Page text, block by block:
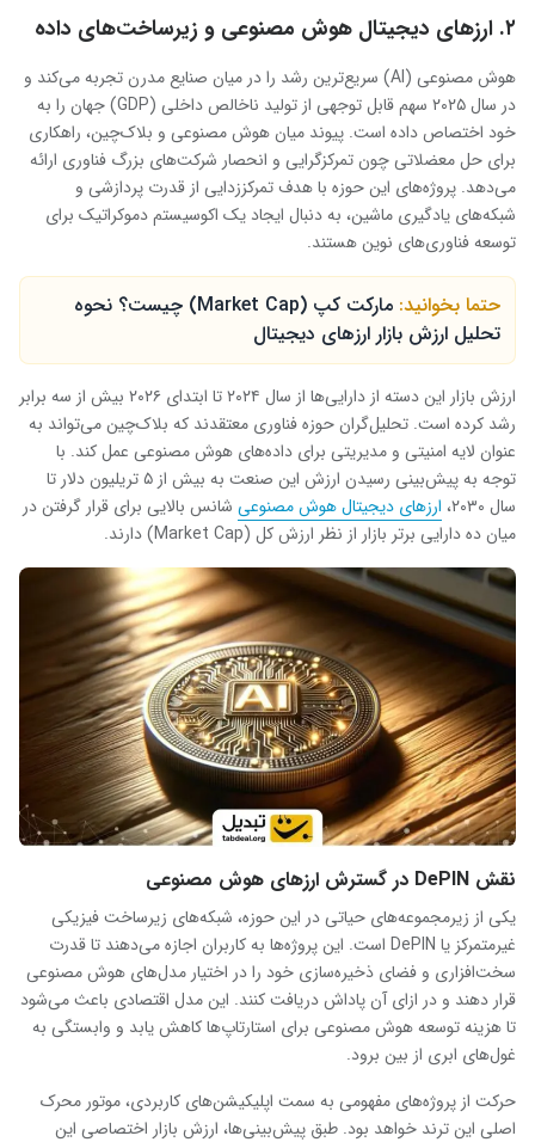
۲. ارزهای دیجیتال هوش مصنوعی و زیرساخت‌های داده
هوش مصنوعی (AI) سریع‌ترین رشد را در میان صنایع مدرن تجربه می‌کند و
در سال ۲۰۲۵ سهم قابل توجهی از تولید ناخالص داخلی (GDP) جهان را به
خود اختصاص داده است. پیوند میان هوش مصنوعی و بلاک‌چین، راهکاری
برای حل معضلاتی چون تمرکزگرایی و انحصار شرکت‌های بزرگ فناوری ارائه
می‌دهد. پروژه‌های این حوزه با هدف تمرکززدایی از قدرت پردازشی و
شبکه‌های یادگیری ماشین، به دنبال ایجاد یک اکوسیستم دموکراتیک برای
توسعه فناوری‌های نوین هستند.
حتما بخوانید:
مارکت کپ (Market Cap) چیست؟ نحوه
تحلیل ارزش بازار ارزهای دیجیتال
ارزش بازار این دسته از دارایی‌ها از سال ۲۰۲۴ تا ابتدای ۲۰۲۶ بیش از سه برابر
رشد کرده است. تحلیل‌گران حوزه فناوری معتقدند که بلاک‌چین می‌تواند به
عنوان لایه امنیتی و مدیریتی برای داده‌های هوش مصنوعی عمل کند. با
توجه به پیش‌بینی رسیدن ارزش این صنعت به بیش از ۵ تریلیون دلار تا
سال ۲۰۳۰،
ارزهای دیجیتال هوش مصنوعی شانس بالایی برای قرار گرفتن در
میان ده دارایی برتر بازار از نظر ارزش کل (Market Cap) دارند.
نقش DePIN در گسترش ارزهای هوش مصنوعی
یکی از زیرمجموعه‌های حیاتی در این حوزه، شبکه‌های زیرساخت فیزیکی
غیرمتمرکز یا DePIN است. این پروژه‌ها به کاربران اجازه می‌دهند تا قدرت
سخت‌افزاری و فضای ذخیره‌سازی خود را در اختیار مدل‌های هوش مصنوعی
قرار دهند و در ازای آن پاداش دریافت کنند. این مدل اقتصادی باعث می‌شود
تا هزینه توسعه هوش مصنوعی برای استارتاپ‌ها کاهش یابد و وابستگی به
غول‌های ابری از بین برود.
حرکت از پروژه‌های مفهومی به سمت اپلیکیشن‌های کاربردی، موتور محرک
اصلی این ترند خواهد بود. طبق پیش‌بینی‌ها، ارزش بازار اختصاصی این